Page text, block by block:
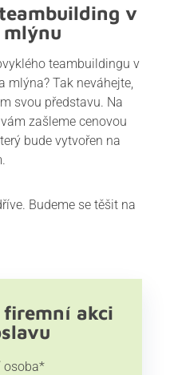
v
mlýnu
teambuildingu v
mlýna? Tak neváhejte,
svou představu. Na
zašleme cenovou
bude vytvořen na
Budeme se těšit na
firemní akci
osoba*